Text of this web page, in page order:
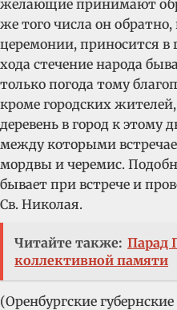
желающие принимают
же того числа он
церемонии, приносится в
хода стечение народа
только погода тому
кроме городских
деревень в город к этому
между которыми
мордвы и черемис.
бывает при встрече и
Св. Николая.
Читайте также: Парад
коллективной памяти
(Оренбургские